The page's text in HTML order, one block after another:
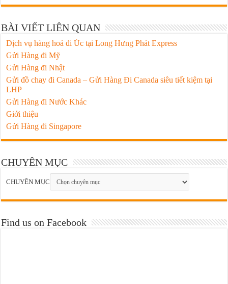
BÀI VIẾT LIÊN QUAN
Dịch vụ hàng hoá đi Úc tại Long Hưng Phát Express
Gửi Hàng đi Mỹ
Gửi Hàng đi Nhật
Gửi đồ chay đi Canada – Gửi Hàng Đi Canada siêu tiết kiệm tại
LHP
Gửi Hàng đi Nước Khác
Giới thiệu
Gửi Hàng đi Singapore
CHUYÊN MỤC
CHUYÊN MỤC
Find us on Facebook